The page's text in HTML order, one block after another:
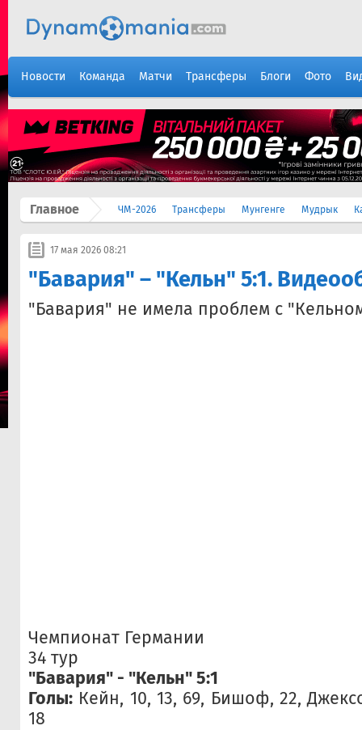
Новости Команда Матчи Трансферы Блоги Фото
Главное ЧМ-2026 Трансферы Мунгенге Мудрык
17 мая 2026 08:21
"Бавария" – "Кельн" 5:1.
"Бавария" не имела проблем с
Чемпионат Германии
34 тур
"Бавария" - "Кельн" 5:1
Голы: Кейн, 10, 13, 69, Бишоф, 22,
18